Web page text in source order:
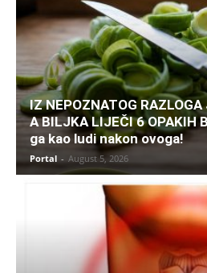
IZ NEPOZNATOG
A BILJKA LIJEČI 6 OPAKIH
ga kao ludi nakon ovoga!
Portal - August 5, 2026